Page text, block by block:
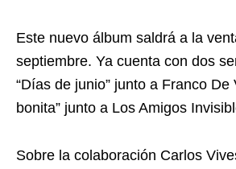
Este nuevo álbum saldrá a la
septiembre. Ya cuenta con dos
“Días de junio” junto a Franco De
bonita” junto a Los Amigos
Sobre la colaboración Carlos